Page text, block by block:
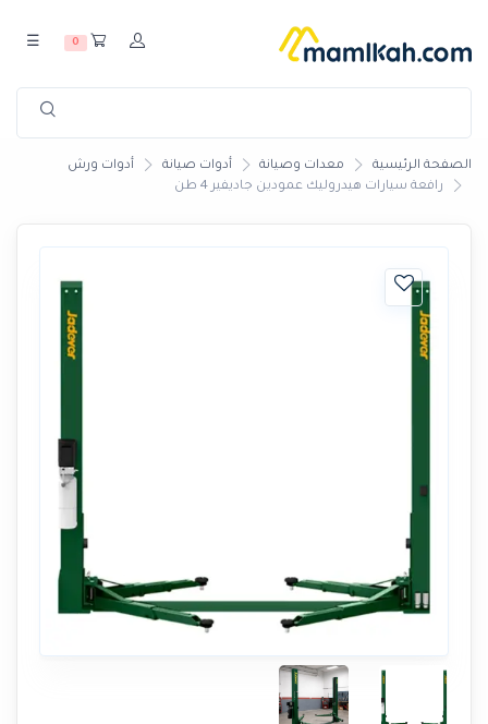
0
☰
الصفحة الرئيسية معدات وصيانة أدوات صيانة
أدوات ورش
رافعة سيارات هيدروليك عمودين جاديفير 4 طن